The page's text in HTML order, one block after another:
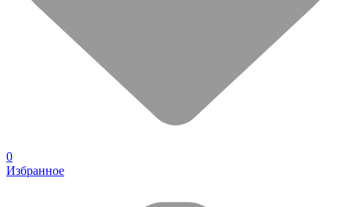
0
Избранное